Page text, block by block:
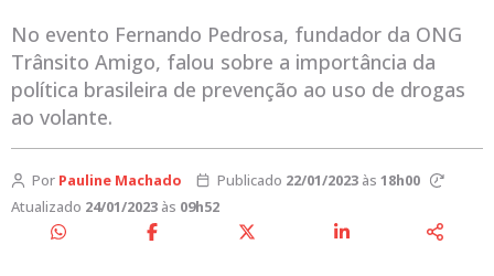
No evento Fernando Pedrosa, fundador da ONG
Trânsito Amigo, falou sobre a importância da
política brasileira de prevenção ao uso de drogas
ao volante.
Por Pauline Machado Publicado 22/01/2023às 18h00
Atualizado 24/01/2023 às 09h52